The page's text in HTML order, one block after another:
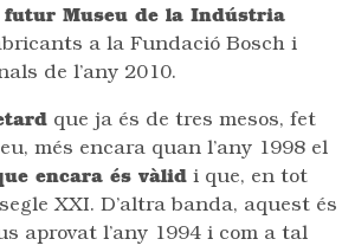
futur Museu de la Indústria
a la Fundació Bosch i
de l’any 2010.
que ja és de tres mesos, fet
més encara quan l’any 1998 el
encara és vàlid i que, en tot
XXI. D’altra banda, aquest és
aprovat l’any 1994 i com a tal